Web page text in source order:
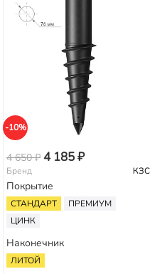
-10%
4 650 ₽ 4 185 ₽
Бренд КЗС
Покрытие
СТАНДАРТ
ПРЕМИУМ
ЦИНК
Наконечник
ЛИТОЙ